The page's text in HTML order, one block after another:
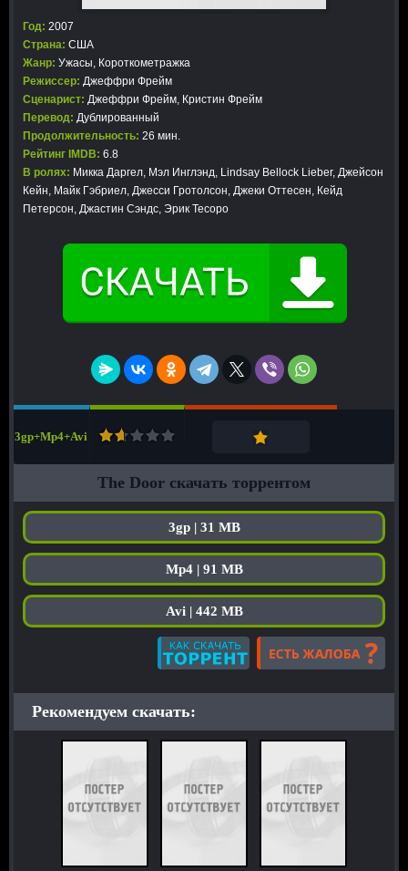
Год: 2007
Страна: США
Жанр: Ужасы, Короткометражка
Режиссер: Джеффри Фрейм
Сценарист: Джеффри Фрейм, Кристин Фрейм
Перевод: Дублированный
Продолжительность: 26 мин.
Рейтинг IMDB: 6.8
В ролях: Микка Даргел, Мэл Инглэнд, Lindsay Bellock Lieber, Джейсон
Кейн, Майк Гэбриел, Джесси Гротолсон, Джеки Оттесен, Кейд
Петерсон, Джастин Сэндс, Эрик Тесоро
3gp+Mp4+Avi
The Door скачать торрентом
3gp | 31 MB
Mp4 | 91 MB
Avi | 442 MB
Рекомендуем скачать: